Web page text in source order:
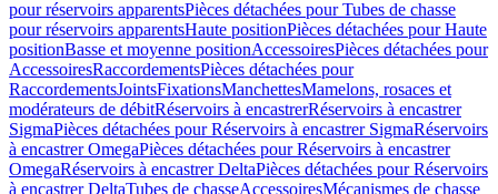
pour réservoirs apparentsPièces détachées pour Tubes de chasse
pour réservoirs apparentsHaute positionPièces détachées pour Haute
positionBasse et moyenne positionAccessoiresPièces détachées pour
AccessoiresRaccordementsPièces détachées pour
RaccordementsJointsFixationsManchettesMamelons, rosaces et
modérateurs de débitRéservoirs à encastrerRéservoirs à encastrer
SigmaPièces détachées pour Réservoirs à encastrer SigmaRéservoirs
à encastrer OmegaPièces détachées pour Réservoirs à encastrer
OmegaRéservoirs à encastrer DeltaPièces détachées pour Réservoirs
à encastrer DeltaTubes de chasseAccessoiresMécanismes de chasse